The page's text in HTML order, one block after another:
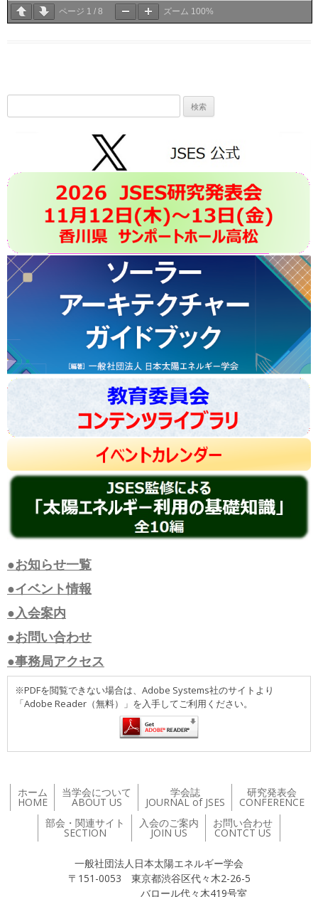
ページ 1 / 8 ズーム 100%
索:
●お知らせ一覧
●イベント情報
●入会案内
●お問い合わせ
●事務局アクセス
※PDFを閲覧できない場合は、Adobe Systems社のサイトより
「Adobe Reader（無料）」を入手してご利用ください。
ホーム
HOME
当学会について
ABOUT US
学会誌
JOURNAL of JSES
研究発表会
CONFERENCE
部会・関連サイト
SECTION
入会のご案内
JOIN US
お問い合わせ
CONTCT US
一般社団法人日本太陽エネルギー学会
〒151-0053 東京都渋谷区代々木2-26-5
バロール代々木419号室